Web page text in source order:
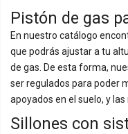
Pistón de gas
En nuestro catálogo
que podrás ajustar a tu
de gas. De esta forma,
ser regulados para poder
apoyados en el suelo, y
Sillones con